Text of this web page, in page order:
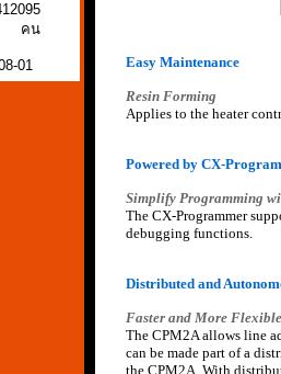
คน
01 Easy Maintenance
Resin Forming
Applies to the heater
Powered by CX-
Simplify Programming
The CX-Programmer
debugging functions.
Distributed and
Faster and More
The CPM2A allows line
can be made part of a
the CPM2A. With